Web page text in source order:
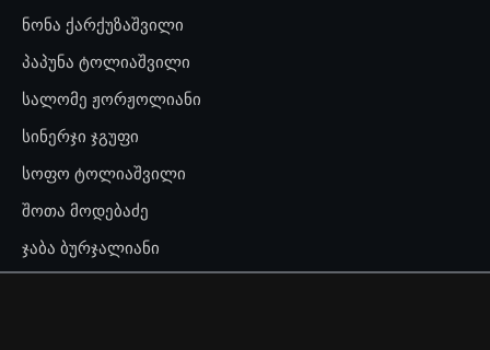
ნონა ქარქუზაშვილი
პაპუნა ტოლიაშვილი
სალომე ჟორჟოლიანი
სინერჯი ჯგუფი
სოფო ტოლიაშვილი
შოთა მოდებაძე
ჯაბა ბურჯალიანი